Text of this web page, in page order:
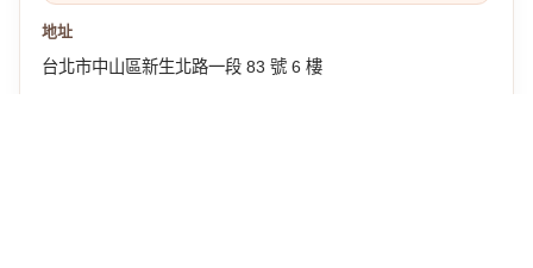
地址
台北市中山區新生北路一段 83 號 6 樓